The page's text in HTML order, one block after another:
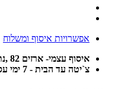
אפשרויות איסוף ומשלוח
איסוף עצמי- ארזים 82 ,נתיבות
צ`יטה עד הבית - 7 ימי עסקים